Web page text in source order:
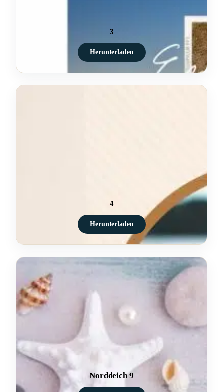
3
Herunterladen
4
Herunterladen
Norddeich 9